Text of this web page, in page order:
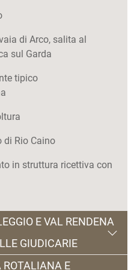
di Arco, salita al
sul Garda
tipico
Rio Caino
in struttura ricettiva con
E VAL RENDENA
GIUDICARIE
ROTALIANA E